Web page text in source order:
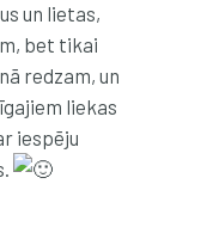
un lietas,
bet tikai
redzam, un
liekas
iespēju